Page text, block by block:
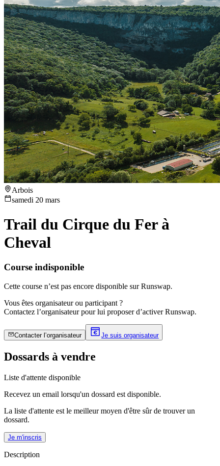
Arbois
samedi 20 mars
Trail du Cirque du Fer à
Cheval
Course indisponible
Cette course n’est pas encore disponible sur Runswap.
Vous êtes organisateur ou participant ?
Contactez l’organisateur pour lui proposer d’activer Runswap.
Contacter l’organisateur Je suis organisateur
Dossards à vendre
Liste d'attente disponible
Recevez un email lorsqu'un dossard est disponible.
La liste d'attente est le meilleur moyen d'être sûr de trouver un
dossard.
Je m'inscris
Description